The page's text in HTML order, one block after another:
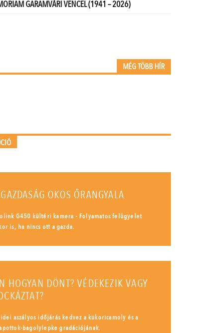
MÉG TÖBB HÍR
OKOS ŐRANGYALA
G450 kültéri kamera - Folyamatos felügyelet
is, ha nincs ott a gazda.
HOGYAN DÖNT? VÉDEKEZIK VAGY
aszályos időjárás kedvez a kukoricamoly és a
bagolylepke gradációjának.